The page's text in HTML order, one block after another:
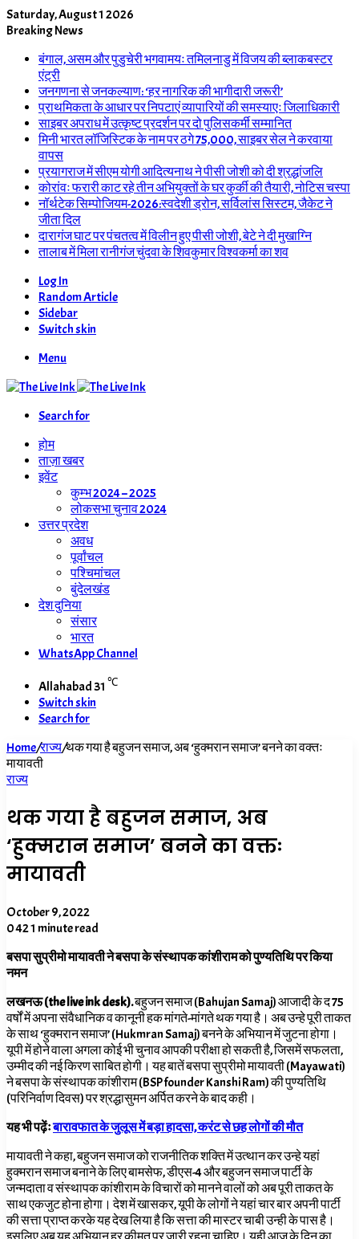
Saturday, August 1 2026
Breaking News
बंगाल, असम और पुडुचेरी भगवामयः तमिलनाडु में विजय की ब्लाकबस्टर
एंट्री
जनगणना से जनकल्याण: ‘हर नागरिक की भागीदारी जरूरी’
प्राथमिकता के आधार पर निपटाएं व्यापारियों की समस्याएः जिलाधिकारी
साइबर अपराध में उत्कृष्ट प्रदर्शन पर दो पुलिसकर्मी सम्मानित
मिनी भारत लॉजिस्टिक के नाम पर ठगे 75,000, साइबर सेल ने करवाया
वापस
प्रयागराज में सीएम योगी आदित्यनाथ ने पीसी जोशी को दी श्रद्धांजलि
कोरांवः फरारी काट रहे तीन अभियुक्तों के घर कुर्की की तैयारी, नोटिस चस्पा
नॉर्थटेक सिम्पोजियम-2026:स्वदेशी ड्रोन, सर्विलांस सिस्टम, जैकेट ने
जीता दिल
दारागंज घाट पर पंचतत्व में विलीन हुए पीसी जोशी, बेटे ने दी मुखाग्नि
तालाब में मिला रानीगंज चुंदवा के शिवकुमार विश्वकर्मा का शव
Log In
Random Article
Sidebar
Switch skin
Menu
Search for
होम
ताज़ा खबर
इवेंट
कुम्भ 2024 – 2025
लोकसभा चुनाव 2024
उत्तर प्रदेश
अवध
पूर्वांचल
पश्चिमांचल
बुंदेलखंड
देश दुनिया
संसार
भारत
WhatsApp Channel
Allahabad31 ℃
Switch skin
Search for
Home/राज्य/थक गया है बहुजन समाज, अब ‘हुक्मरान समाज’ बनने का वक्तः
मायावती
राज्य
थक गया है बहुजन समाज, अब
‘हुक्मरान समाज’ बनने का वक्तः
मायावती
October 9, 2022
0421 minute read
बसपा सुप्रीमो मायावती ने बसपा के संस्थापक कांशीराम को पुण्यतिथि पर किया
नमन
लखनऊ (the live ink desk).बहुजन समाज (Bahujan Samaj) आजादी के द 75
वर्षों में अपना संवैधानिक व कानूनी हक मांगते-मांगते थक गया है। अब उन्हे पूरी ताकत
के साथ ‘हुक्मरान समाज’ (Hukmran Samaj) बनने के अभियान में जुटना होगा।
यूपी में होने वाला अगला कोई भी चुनाव आपकी परीक्षा हो सकती है, जिसमें सफलता,
उम्मीद की नई किरण साबित होगी। यह बातें बसपा सुप्रीमो मायावती (Mayawati)
ने बसपा के संस्थापक कांशीराम (BSP founder Kanshi Ram) की पुण्यतिथि
(परिनिर्वाण दिवस) पर श्रद्धासुमन अर्पित करने के बाद कही।
यह भी पढ़ेंःबारावफात के जुलूस में बड़ा हादसा, करंट से छह लोगों की मौत
मायावती ने कहा, बहुजन समाज को राजनीतिक शक्ति में उत्थान कर उन्हे यहां
हुक्मरान समाज बनाने के लिए बामसेफ, डीएस-4 और बहुजन समाज पार्टी के
जन्मदाता व संस्थापक कांशीराम के विचारों को मानने वालों को अब पूरी ताकत के
साथ एकजुट होना होगा। देश में खासकर, यूपी के लोगों ने यहां चार बार अपनी पार्टी
की सत्ता प्राप्त करके यह देख लिया है कि सत्ता की मास्टर चाबी उन्ही के पास है।